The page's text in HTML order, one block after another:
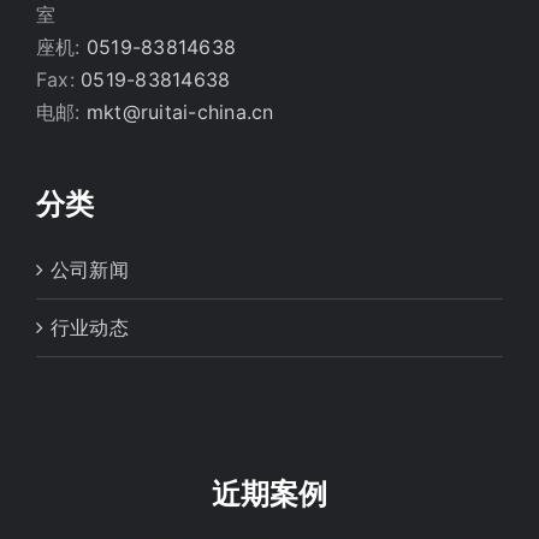
室
座机: 0519-83814638
Fax: 0519-83814638
电邮: mkt@ruitai-china.cn
分类
公司新闻
行业动态
近期案例